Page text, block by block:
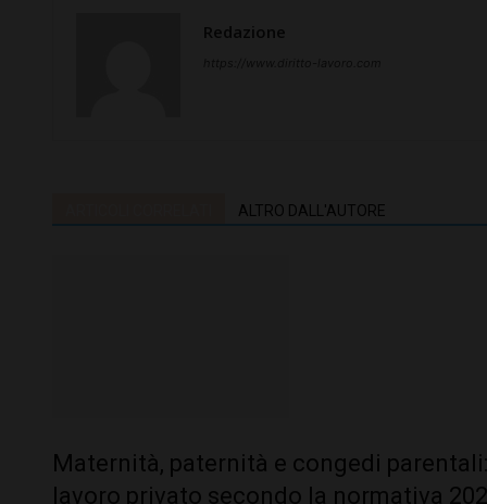
Redazione
ALTRO DALL'AUTORE
Maternità, paternità e congedi
lavoro privato secondo la normativa